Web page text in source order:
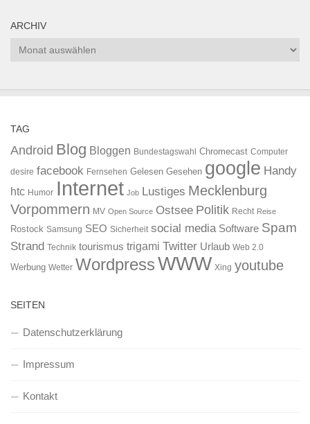
ARCHIV
Archiv
TAG
Android Blog Bloggen Bundestagswahl Chromecast Computer
desire facebook Fernsehen Gelesen Gesehen google Handy
htc Humor Internet Job Lustiges Mecklenburg
Vorpommern MV Open Source Ostsee Politik Recht Reise
Rostock Samsung SEO Sicherheit social media Software Spam
Strand Technik tourismus trigami Twitter Urlaub Web 2.0
Werbung Wetter WordpressWWW Xing youtube
SEITEN
Datenschutzerklärung
Impressum
Kontakt